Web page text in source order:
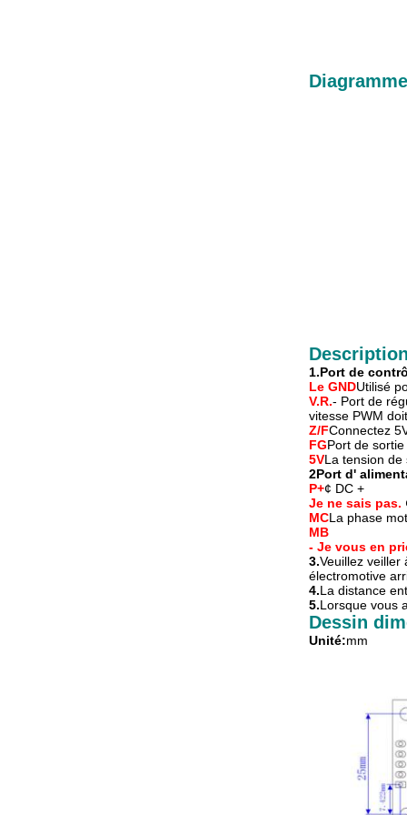
1.Port de
Le GNDUtilisé
V.R.- Port de
vitesse PWM
Z/FConnectez
FGPort de
5VLa tension
2Port d'
P+¢ DC +
Je ne sais pas.
MCLa phase
MB
- Je vous en
3.Veuillez veiller
électromotive
4.La distance
5.Lorsque vous
Dessin
Unité:mm